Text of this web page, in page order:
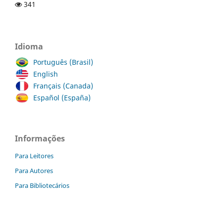
341
Idioma
Português (Brasil)
English
Français (Canada)
Español (España)
Informações
Para Leitores
Para Autores
Para Bibliotecários